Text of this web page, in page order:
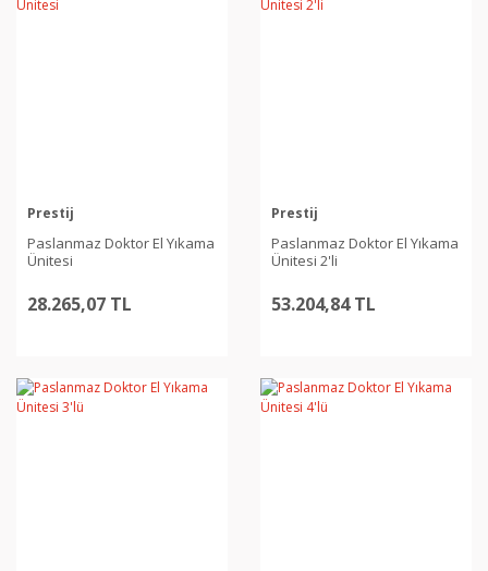
Prestij
Paslanmaz Doktor El Yıkama
Ünitesi
28.265,07 TL
Prestij
Paslanmaz Doktor El Yıkama
Ünitesi 2'li
53.204,84 TL